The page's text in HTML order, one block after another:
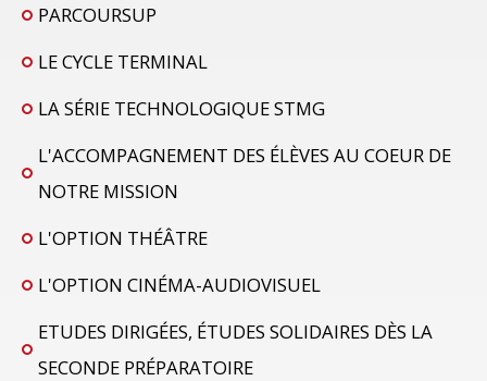
PARCOURSUP
LE CYCLE TERMINAL
LA SÉRIE TECHNOLOGIQUE STMG
L'ACCOMPAGNEMENT DES ÉLÈVES AU COEUR DE
NOTRE MISSION
L'OPTION THÉÂTRE
L'OPTION CINÉMA-AUDIOVISUEL
ETUDES DIRIGÉES, ÉTUDES SOLIDAIRES DÈS LA
SECONDE PRÉPARATOIRE